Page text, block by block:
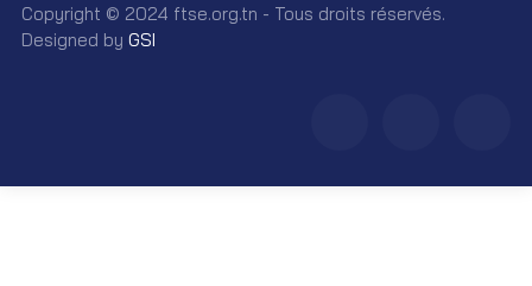
Copyright © 2024 ftse.org.tn - Tous droits réservés.
Designed by GSI